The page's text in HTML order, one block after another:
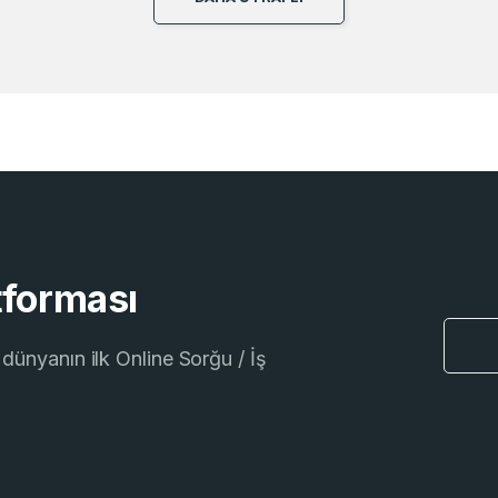
ilk Online Sorğu / İş